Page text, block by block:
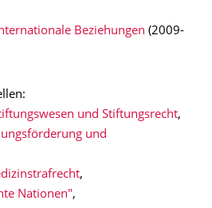
Beziehungen (2009-
und Stiftungsrecht,
und
,
Nationen",